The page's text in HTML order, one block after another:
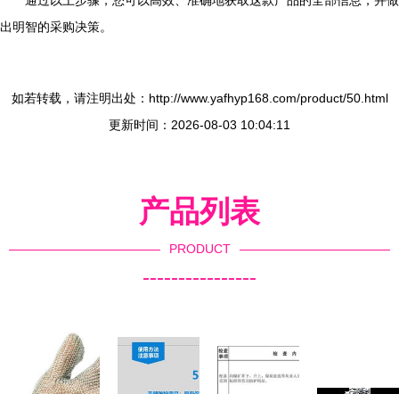
出明智的采购决策。
如若转载，请注明出处：http://www.yafhyp168.com/product/50.html
更新时间：2026-08-03 10:04:11
产品列表
PRODUCT
----------------